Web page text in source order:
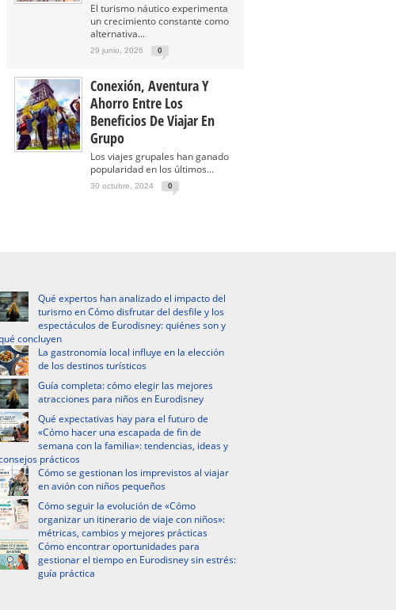
El turismo náutico experimenta
un crecimiento constante como
alternativa...
29 junio, 2026 0
Conexión, Aventura Y
Ahorro Entre Los
Beneficios De Viajar En
Grupo
Los viajes grupales han ganado
popularidad en los últimos...
30 octubre, 2024 0
Qué expertos han analizado el impacto del
turismo en Cómo disfrutar del desfile y los
espectáculos de Eurodisney: quiénes son y
concluyen
La gastronomía local influye en la elección
de los destinos turísticos
Guía completa: cómo elegir las mejores
atracciones para niños en Eurodisney
Qué expectativas hay para el futuro de
«Cómo hacer una escapada de fin de
semana con la familia»: tendencias, ideas y
prácticos
Cómo se gestionan los imprevistos al viajar
en avión con niños pequeños
Cómo seguir la evolución de «Cómo
organizar un itinerario de viaje con niños»:
métricas, cambios y mejores prácticas
Cómo encontrar oportunidades para
gestionar el tiempo en Eurodisney sin estrés:
guía práctica